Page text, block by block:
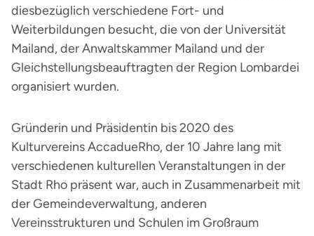
diesbezüglich verschiedene Fort- und
Weiterbildungen besucht, die von der Universität
Mailand, der Anwaltskammer Mailand und der
Gleichstellungsbeauftragten der Region Lombardei
organisiert wurden.
Gründerin und Präsidentin bis 2020 des
Kulturvereins AccadueRho, der 10 Jahre lang mit
verschiedenen kulturellen Veranstaltungen in der
Stadt Rho präsent war, auch in Zusammenarbeit mit
der Gemeindeverwaltung, anderen
Vereinsstrukturen und Schulen im Großraum